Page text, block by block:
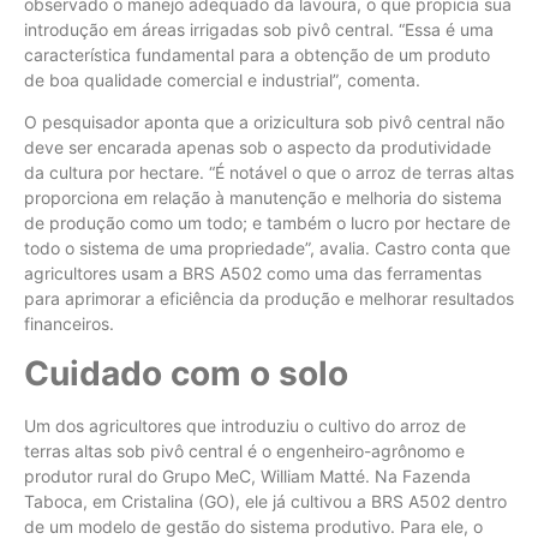
observado o manejo adequado da lavoura, o que propicia sua
introdução em áreas irrigadas sob pivô central. “Essa é uma
característica fundamental para a obtenção de um produto
de boa qualidade comercial e industrial”, comenta.
O pesquisador aponta que a orizicultura sob pivô central não
deve ser encarada apenas sob o aspecto da produtividade
da cultura por hectare. “É notável o que o arroz de terras altas
proporciona em relação à manutenção e melhoria do sistema
de produção como um todo; e também o lucro por hectare de
todo o sistema de uma propriedade”, avalia. Castro conta que
agricultores usam a BRS A502 como uma das ferramentas
para aprimorar a eficiência da produção e melhorar resultados
financeiros.
Cuidado com o solo
Um dos agricultores que introduziu o cultivo do arroz de
terras altas sob pivô central é o engenheiro-agrônomo e
produtor rural do Grupo MeC, William Matté. Na Fazenda
Taboca, em Cristalina (GO), ele já cultivou a BRS A502 dentro
de um modelo de gestão do sistema produtivo. Para ele, o